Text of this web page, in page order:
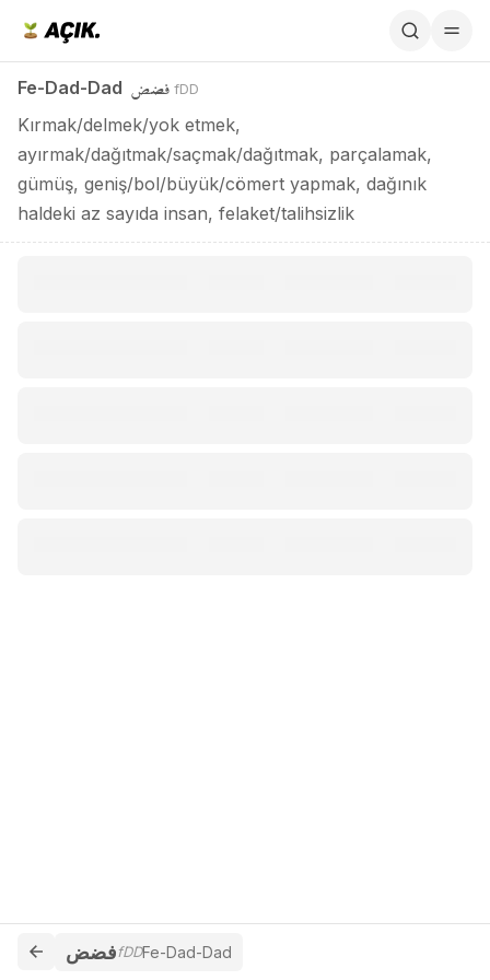
Fe-Dad-Dad فضض fDD
Kırmak/delmek/yok etmek,
ayırmak/dağıtmak/saçmak/dağıtmak, parçalamak,
gümüş, geniş/bol/büyük/cömert yapmak, dağınık
haldeki az sayıda insan, felaket/talihsizlik
فضضfDDFe-Dad-Dad